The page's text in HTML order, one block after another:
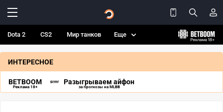
Dota 2 CS2 Мир танков Еще
ИНТЕРЕСНОЕ
BETBOOM
Реклама 18+
Разыгрываем айфон
за прогнозы на MLBB